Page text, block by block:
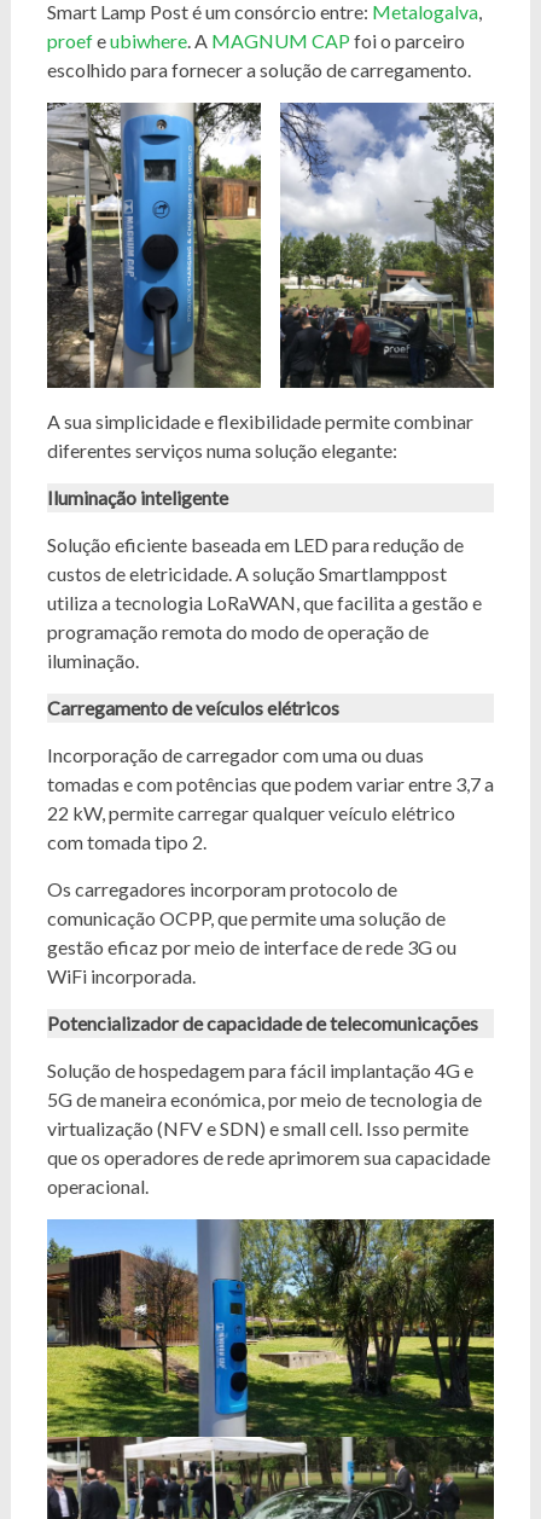
Smart Lamp Post é um consórcio entre: Metalogalva,
proefeubiwhere. A MAGNUM CAP foi o parceiro
escolhido para fornecer a solução de carregamento.
A sua simplicidade e flexibilidade permite combinar
diferentes serviços numa solução elegante:
Iluminação inteligente
Solução eficiente baseada em LED para redução de
custos de eletricidade. A solução Smartlamppost
utiliza a tecnologia LoRaWAN, que facilita a gestão e
programação remota do modo de operação de
iluminação.
Carregamento de veículos elétricos
Incorporação de carregador com uma ou duas
tomadas e com potências que podem variar entre 3,7 a
22 kW, permite carregar qualquer veículo elétrico
com tomada tipo 2.
Os carregadores incorporam protocolo de
comunicação OCPP, que permite uma solução de
gestão eficaz por meio de interface de rede 3G ou
WiFi incorporada.
Potencializador de capacidade de telecomunicações
Solução de hospedagem para fácil implantação 4G e
5G de maneira económica, por meio de tecnologia de
virtualização (NFV e SDN) e small cell. Isso permite
que os operadores de rede aprimorem sua capacidade
operacional.